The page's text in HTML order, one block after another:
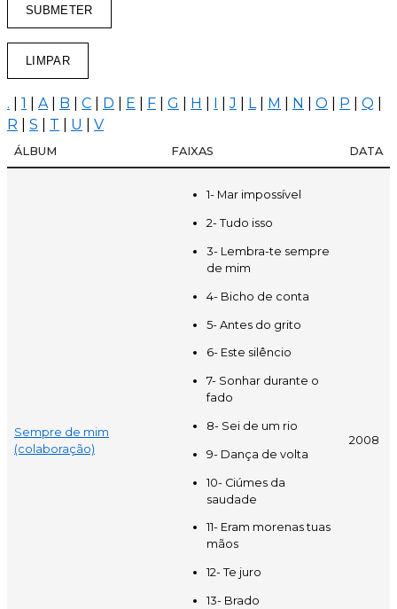
. 1 A B C D E F G H I |J L M N O P Q
R
S T U V
ÁLBUM FAIXAS DATA
Sempre de mim
(colaboração)
1- Mar impossível
2- Tudo isso
3- Lembra-te sempre
de mim
4- Bicho de conta
5- Antes do grito
6- Este silêncio
7- Sonhar durante o
fado
8- Sei de um rio
9- Dança de volta
10- Ciúmes da
saudade
11- Eram morenas tuas
mãos
12- Te juro
13- Brado
2008